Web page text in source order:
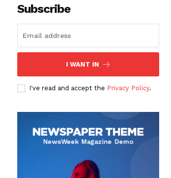
Subscribe
I WANT IN
I've read and accept the Privacy Policy.